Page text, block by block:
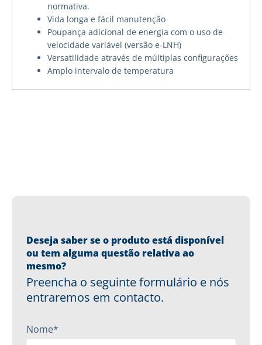
normativa.
Vida longa e fácil manutenção
Poupança adicional de energia com o uso de
velocidade variável (versão e-LNH)
Versatilidade através de múltiplas configurações
Amplo intervalo de temperatura
Deseja saber se o produto está disponível
ou tem alguma questão relativa ao
mesmo?
Preencha o seguinte formulário e nós
entraremos em contacto.
Nome*